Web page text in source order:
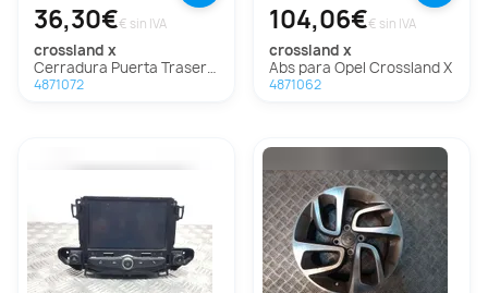
36,30€€ sin IVA
crossland x
Cerradura Puerta Trasera Derecha Para Opel Crossland X
4871072
104,06€€ sin IVA
crossland x
Abs para Opel Crossland X
4871062